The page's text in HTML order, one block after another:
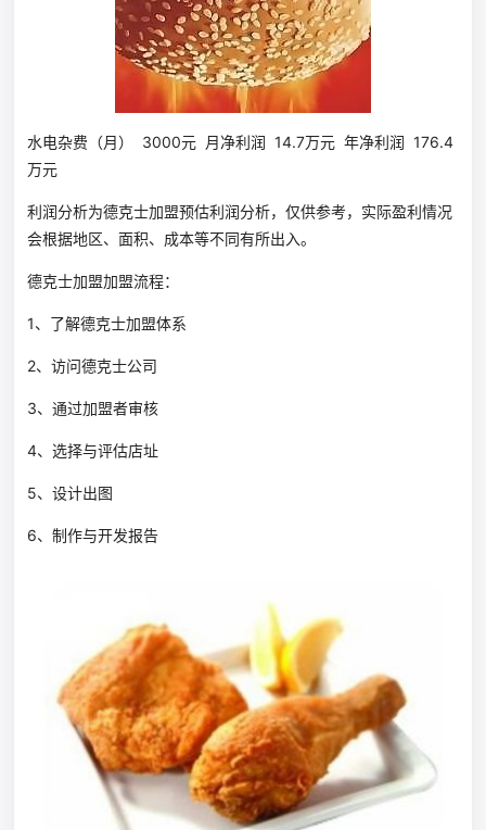
水电杂费（月） 3000元 月净利润 14.7万元 年净利润 176.4
万元
利润分析为德克士加盟预估利润分析，仅供参考，实际盈利情况
会根据地区、面积、成本等不同有所出入。
德克士加盟加盟流程：
1、了解德克士加盟体系
2、访问德克士公司
3、通过加盟者审核
4、选择与评估店址
5、设计出图
6、制作与开发报告